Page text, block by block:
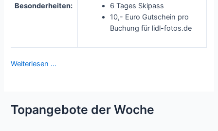
Besonderheiten:
6 Tages Skipass
10,- Euro Gutschein pro
Buchung für lidl-fotos.de
Weiterlesen …
Topangebote der Woche